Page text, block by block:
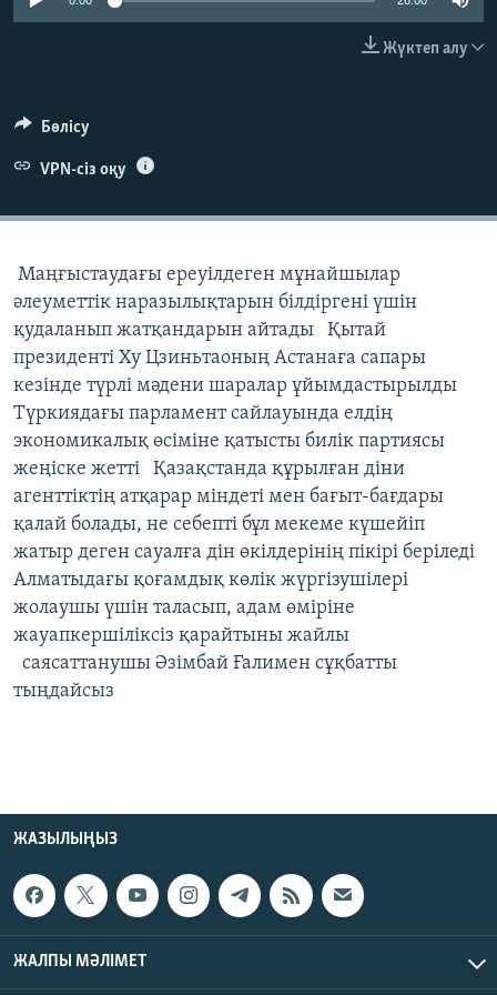
ЖАЗЫЛЫҢЫЗ
Басқа тілдерде
Жүктеп алу
Бөлісу
VPN-сіз оқу
Маңғыстаудағы ереуілдеген мұнайшылар
әлеуметтік наразылықтарын білдіргені үшін
қудаланып жатқандарын айтады Қытай
президенті Ху Цзиньтаоның Астанаға сапары
кезінде түрлі мәдени шаралар ұйымдастырылды
Түркиядағы парламент сайлауында елдің
экономикалық өсіміне қатысты билік партиясы
жеңіске жетті Қазақстанда құрылған діни
агенттіктің атқарар міндеті мен бағыт-бағдары
қалай болады, не себепті бұл мекеме күшейіп
жатыр деген сауалға дін өкілдерінің пікірі беріледі
Алматыдағы қоғамдық көлік жүргізушілері
жолаушы үшін таласып, адам өміріне
жауапкершіліксіз қарайтыны жайлы
саясаттанушы Әзімбай Ғалимен сұқбатты
тыңдайсыз
ЖАЗЫЛЫҢЫЗ
ЖАЛПЫ МӘЛІМЕТ